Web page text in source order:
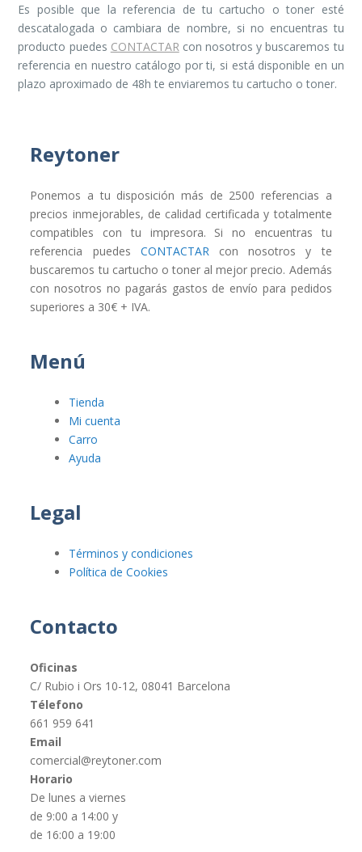
Es posible que la referencia de tu cartucho o toner esté
descatalogada o cambiara de nombre, si no encuentras tu
producto puedes CONTACTARcon nosotros y buscaremos tu
referencia en nuestro catálogo por ti, si está disponible en un
plazo aproximado de 48h te enviaremos tu cartucho o toner.
Reytoner
Ponemos a tu disposición más de 2500 referencias a
precios inmejorables, de calidad certificada y totalmente
compatibles con tu impresora. Si no encuentras tu
referencia puedes CONTACTARcon nosotros y te
buscaremos tu cartucho o toner al mejor precio. Además
con nosotros no pagarás gastos de envío para pedidos
superiores a 30€ + IVA.
Menú
Tienda
Mi cuenta
Carro
Ayuda
Legal
Términos y condiciones
Política de Cookies
Contacto
Oficinas
C/ Rubio i Ors 10-12, 08041 Barcelona
Télefono
661 959 641
Email
comercial@reytoner.com
Horario
De lunes a viernes
de 9:00 a 14:00 y
de 16:00 a 19:00